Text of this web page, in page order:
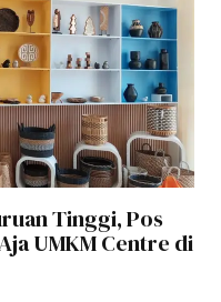
Tinggi, Pos
UMKM Centre di